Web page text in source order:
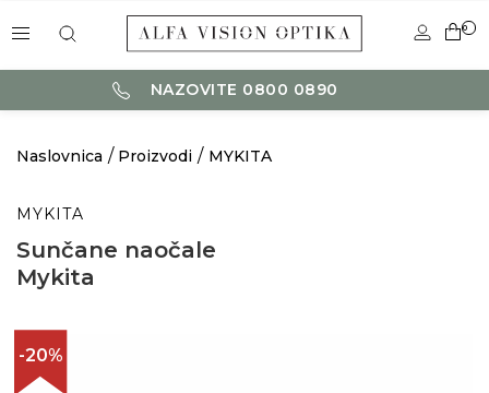
0
NAZOVITE 0800 0890
Naslovnica Proizvodi MYKITA
MYKITA
Sunčane naočale
Mykita
-20%